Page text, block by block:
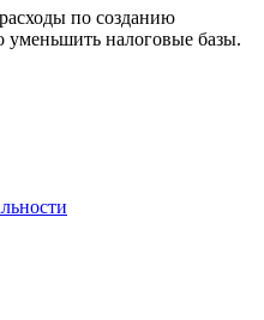
по созданию
уменьшить налоговые базы.